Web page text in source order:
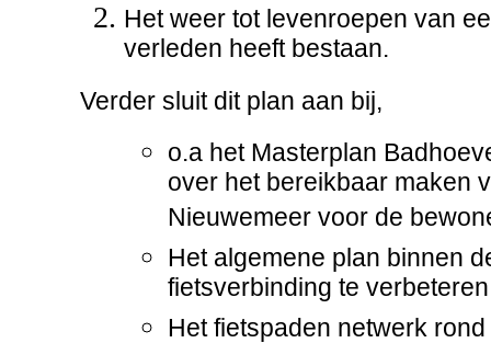
Het weer tot levenroepen van
verleden heeft bestaan.
Verder sluit dit plan aan bij,
o.a het Masterplan
over het bereikbaar maken
Nieuwemeer voor de
Het algemene plan binnen
fietsverbinding te verbeteren
Het fietspaden netwerk